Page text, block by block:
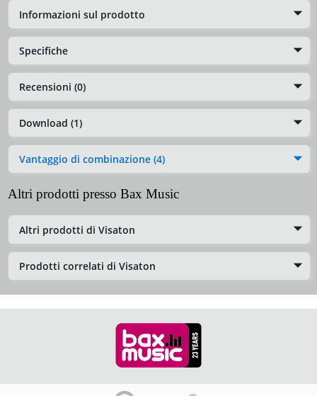
Informazioni sul prodotto
Specifiche
Recensioni (0)
Download (1)
Vantaggio di combinazione (4)
Altri prodotti presso Bax Music
Altri prodotti di Visaton
Prodotti correlati di Visaton